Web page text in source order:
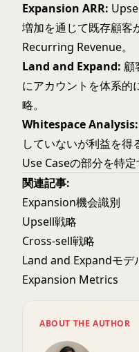
Expansion ARR:
増加を通じて既存顧客
Recurring Revenue。
Land and Expand: 顧
にアカウントを体系
略。
Whitespace Analysis:
していないが利益を得
Use Caseの部分を特定
関連記事:
Expansion機会識別
Upsell戦略
Cross-sell戦略
Land and Expandモデ
Expansion Metrics
ABOUT THE AUTHOR